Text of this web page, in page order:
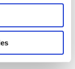
(z. B.
Nüsse)
Zink.